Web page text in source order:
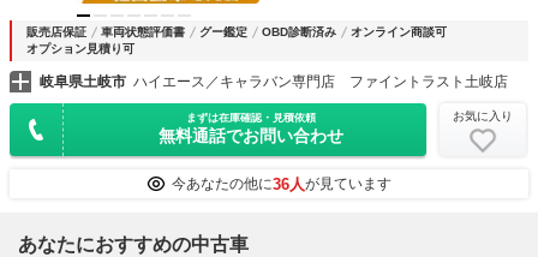
販売店保証 車両状態評価書 グー鑑定 OBD診断済み
オンライン商談可
オプション見積り可
岐阜県土岐市 ハイエース／キャラバン専門店 ファイントラスト土岐店
まずは在庫確認・見積依頼
無料通話でお問い合わせ
お気に入り
今あなたの他に36人が見ています
あなたにおすすめの中古車